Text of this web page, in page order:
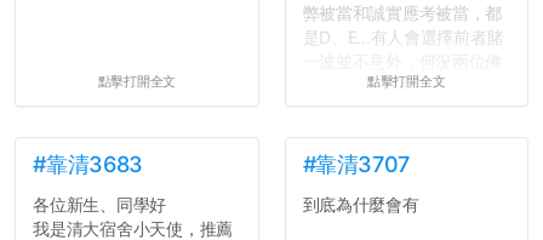
點擊打開全文
弊被當和誠實應考被當，都
是D、E...有人會選擇前者賭
心教授看起來要輕輕放下
長作弊的風氣。
反正老人我明天就要搬離新
點擊打開全文
#靠清3683
各位新生、同學好
我是清大宿舍小天使，推薦
#靠清3707
到底為什麼會有